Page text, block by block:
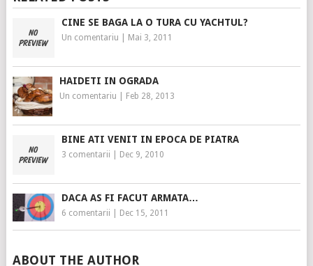
CINE SE BAGA LA O TURA CU YACHTUL?
Un comentariu Mai 3, 2011
HAIDETI IN OGRADA
Un comentariu Feb 28, 2013
BINE ATI VENIT IN EPOCA DE PIATRA
3 comentarii Dec 9, 2010
DACA AS FI FACUT ARMATA…
6 comentarii Dec 15, 2011
ABOUT THE AUTHOR